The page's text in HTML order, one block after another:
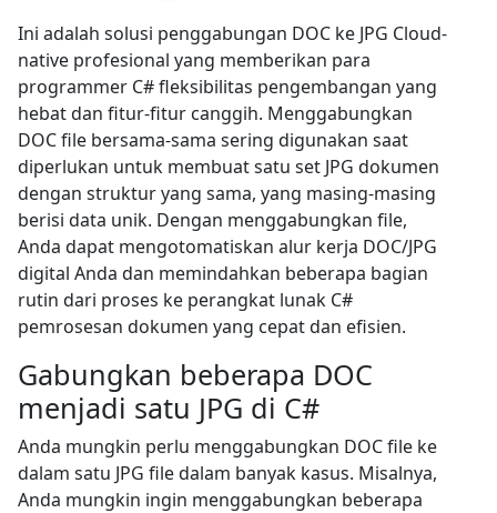
Ini adalah solusi penggabungan DOC ke JPG Cloud-
native profesional yang memberikan para
programmer C# fleksibilitas pengembangan yang
hebat dan fitur-fitur canggih. Menggabungkan
DOC file bersama-sama sering digunakan saat
diperlukan untuk membuat satu set JPG dokumen
dengan struktur yang sama, yang masing-masing
berisi data unik. Dengan menggabungkan file,
Anda dapat mengotomatiskan alur kerja DOC/JPG
digital Anda dan memindahkan beberapa bagian
rutin dari proses ke perangkat lunak C#
pemrosesan dokumen yang cepat dan efisien.
Gabungkan beberapa DOC
menjadi satu JPG di C#
Anda mungkin perlu menggabungkan DOC file ke
dalam satu JPG file dalam banyak kasus. Misalnya,
Anda mungkin ingin menggabungkan beberapa